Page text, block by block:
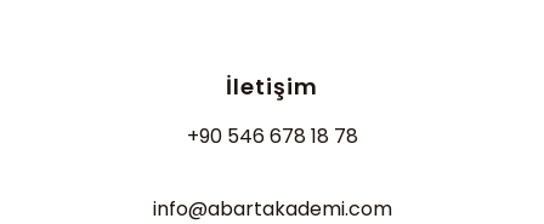
İletişim
+90 546 678 18 78
info@abartakademi.com